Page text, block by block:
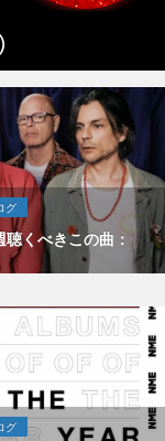
グ
くべきこの曲：
グ